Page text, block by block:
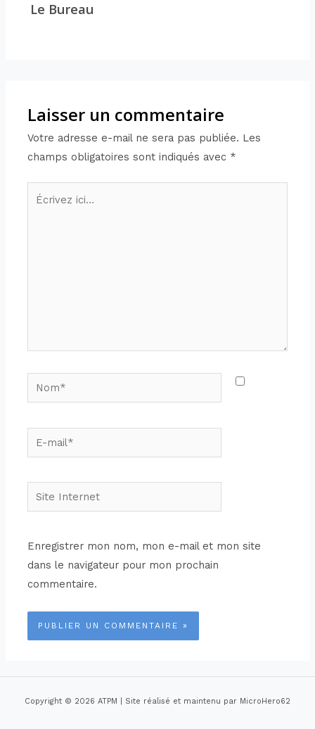
Le Bureau
Laisser un commentaire
Votre adresse e-mail ne sera pas publiée. Les
champs obligatoires sont indiqués avec *
Enregistrer mon nom, mon e-mail et mon site
dans le navigateur pour mon prochain
commentaire.
Copyright © 2026 ATPM | Site réalisé et maintenu par MicroHero62